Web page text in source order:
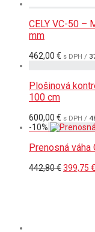
CELY VC-50 –
mm
462,00 € s DPH /
Plošinová
100 cm
600,00 € s DPH /
-10%
Prenosná
442,80€Pôvodná
399,75 €